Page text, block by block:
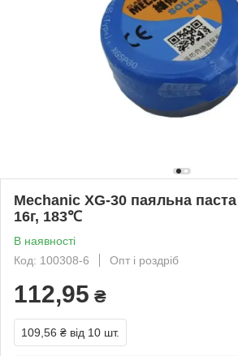
Mechanic XG-30 паяльна
16г, 183℃
В наявності
Код: 100308-6
Опт і роздріб
112,95 ₴
109,56 ₴ від 10 шт.